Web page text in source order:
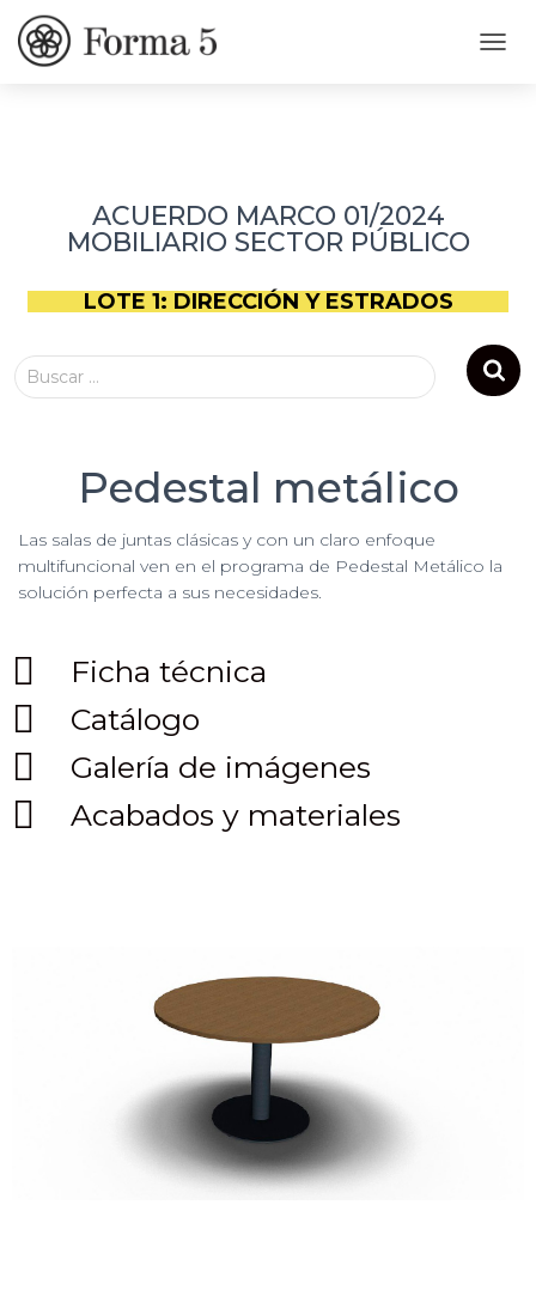
ACUERDO MARCO 01/2024
MOBILIARIO SECTOR PÚBLICO
LOTE 1: DIRECCIÓN Y ESTRADOS
Buscar …
Pedestal metálico
Las salas de juntas clásicas y con un claro enfoque
multifuncional ven en el programa de Pedestal Metálico la
solución perfecta a sus necesidades.
Ficha técnica
Catálogo
Galería de imágenes
Acabados y materiales